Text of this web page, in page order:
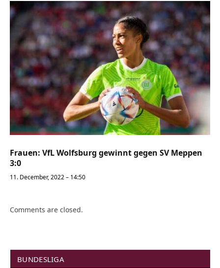
Frauen: VfL Wolfsburg gewinnt gegen SV Meppen
3:0
11. December, 2022 – 14:50
Comments are closed.
BUNDESLIGA